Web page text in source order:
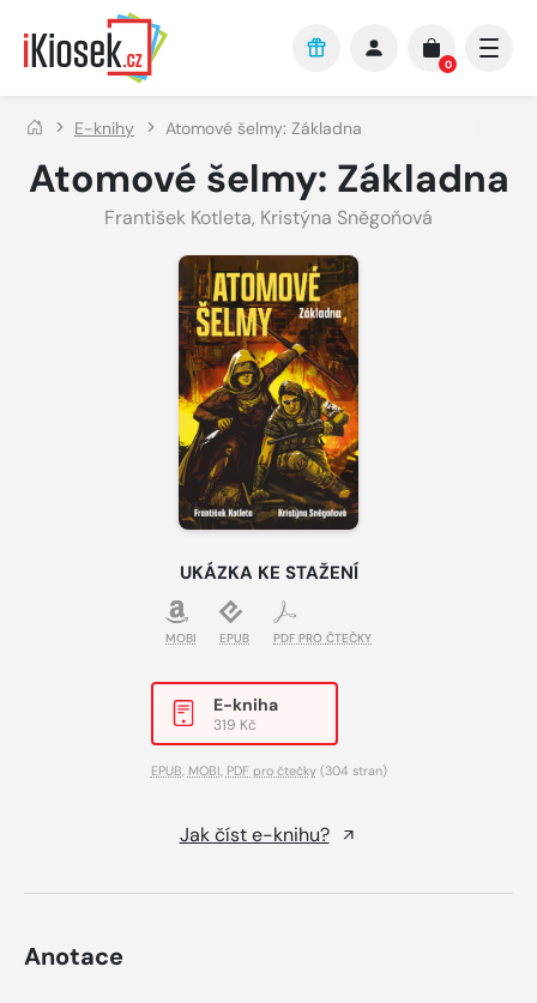
Přejít na hlavní obsah
0
E-knihy Atomové šelmy: Základna
Atomové šelmy: Základna
František Kotleta, Kristýna Sněgoňová
UKÁZKA KE STAŽENÍ
MOBI EPUB PDF PRO ČTEČKY
E-kniha
319 Kč
EPUB, MOBI, PDF pro čtečky(304 stran)
Jak číst e-knihu?
Anotace